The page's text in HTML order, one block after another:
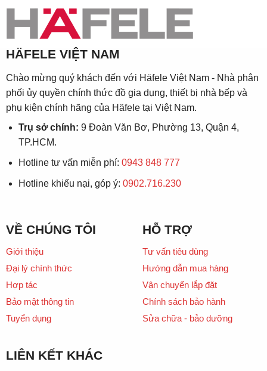
HÄFELE VIỆT NAM
Chào mừng quý khách đến với Häfele Việt Nam - Nhà phân
phối ủy quyền chính thức đồ gia dụng, thiết bị nhà bếp và
phụ kiện chính hãng của Häfele tại Việt Nam.
Trụ sở chính: 9 Đoàn Văn Bơ, Phường 13, Quận 4,
TP.HCM.
Hotline tư vấn miễn phí: 0943 848 777
Hotline khiếu nại, góp ý: 0902.716.230
VỀ CHÚNG TÔI
Giới thiệu
Đại lý chính thức
Hợp tác
Bảo mật thông tin
Tuyển dụng
HỖ TRỢ
Tư vấn tiêu dùng
Hướng dẫn mua hàng
Vận chuyển lắp đặt
Chính sách bảo hành
Sửa chữa - bảo dưỡng
LIÊN KẾT KHÁC